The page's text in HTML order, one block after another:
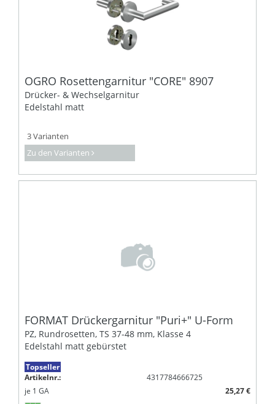
OGRO Rosettengarnitur "CORE" 8907
Drücker- & Wechselgarnitur
Edelstahl matt
3 Varianten
Zu den Varianten
FORMAT Drückergarnitur "Puri+" U-Form
PZ, Rundrosetten, TS 37-48 mm, Klasse 4
Edelstahl matt gebürstet
Topseller
Artikelnr.:
4317784666725
je 1 GA 25,27 €